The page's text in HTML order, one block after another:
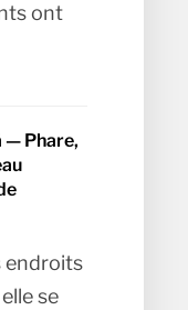
ont
— Phare,
endroits
se